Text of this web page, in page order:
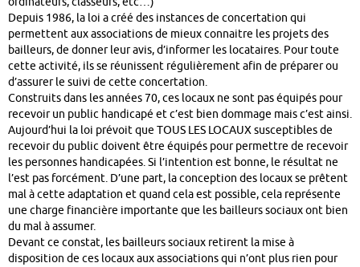
Depuis 1986, la loi a créé des instances de concertation qui
permettent aux associations de mieux connaitre les projets des
bailleurs, de donner leur avis, d’informer les locataires. Pour toute
cette activité, ils se réunissent régulièrement afin de préparer ou
d’assurer le suivi de cette concertation.
Construits dans les années 70, ces locaux ne sont pas équipés pour
recevoir un public handicapé et c’est bien dommage mais c’est ainsi.
Aujourd’hui la loi prévoit que TOUS LES LOCAUX susceptibles de
recevoir du public doivent être équipés pour permettre de recevoir
les personnes handicapées. Si l’intention est bonne, le résultat ne
l’est pas forcément. D’une part, la conception des locaux se prêtent
mal à cette adaptation et quand cela est possible, cela représente
une charge financière importante que les bailleurs sociaux ont bien
du mal à assumer.
Devant ce constat, les bailleurs sociaux retirent la mise à
disposition de ces locaux aux associations qui n’ont plus rien pour